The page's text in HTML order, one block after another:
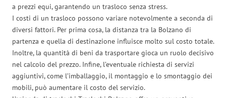
a prezzi equi, garantendo un trasloco senza stress.
I costi di un trasloco possono variare notevolmente a seconda di
diversi fattori. Per prima cosa, la distanza tra la Bolzano di
partenza e quella di destinazione influisce molto sul costo totale.
Inoltre, la quantità di beni da trasportare gioca un ruolo decisivo
nel calcolo del prezzo. Infine, l’eventuale richiesta di servizi
aggiuntivi, come l’imballaggio, il montaggio e lo smontaggio dei
mobili, può aumentare il costo del servizio.